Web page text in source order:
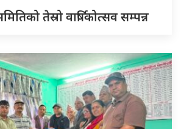
तेस्रो वार्षिकोत्सव सम्पन्न